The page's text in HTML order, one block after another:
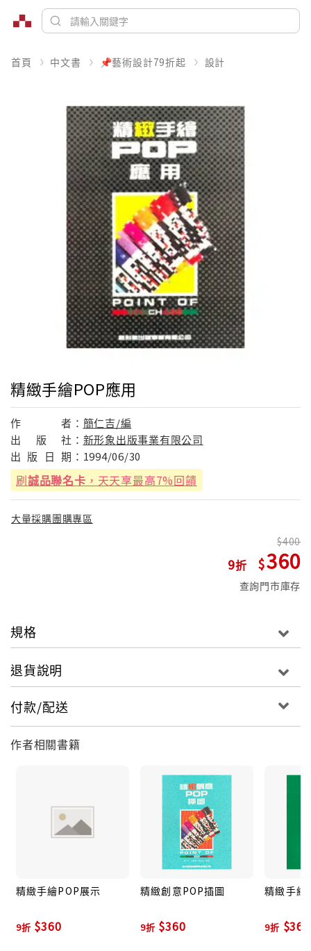
首頁 中文書 📌藝術設計79折起 設計
精緻手繪POP應用
作 者： 簡仁吉/編
出
版 社： 新形象出版事業有限公司
出 版 日 期： 1994/06/30
刷誠品聯名卡 ，天天享最高7%回饋
大量採購團購專區
9
400
360
查詢門市庫存
規格
退貨說明
付款/配送
作者相關書籍
精緻手繪POP展示
9折 $360
精緻創意POP插圖
9折 $360
精緻手繪
9折 $360